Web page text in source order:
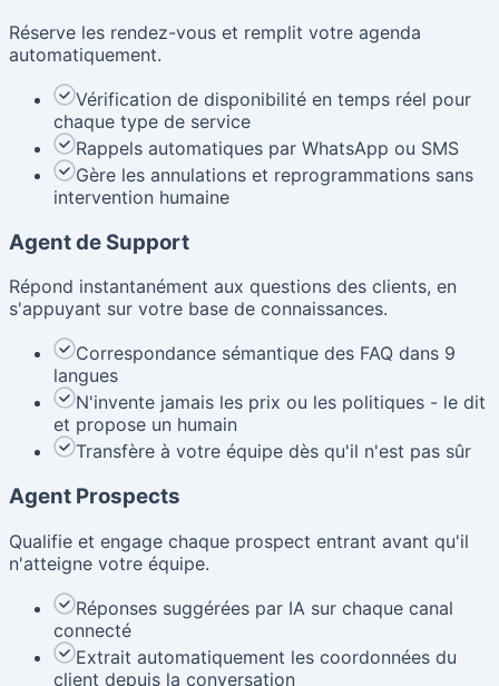
Réserve les rendez-vous et remplit votre agenda
automatiquement.
Vérification de disponibilité en temps réel pour
chaque type de service
Rappels automatiques par WhatsApp ou SMS
Gère les annulations et reprogrammations sans
intervention humaine
Agent de Support
Répond instantanément aux questions des clients, en
s'appuyant sur votre base de connaissances.
Correspondance sémantique des FAQ dans 9
langues
N'invente jamais les prix ou les politiques - le dit
et propose un humain
Transfère à votre équipe dès qu'il n'est pas sûr
Agent Prospects
Qualifie et engage chaque prospect entrant avant qu'il
n'atteigne votre équipe.
Réponses suggérées par IA sur chaque canal
connecté
Extrait automatiquement les coordonnées du
client depuis la conversation